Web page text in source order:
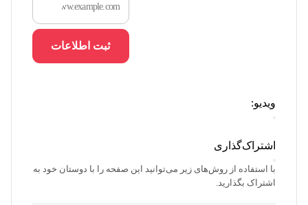
ثبت اطلاعات
ویدیو:
اشتراک‌گذاری
با استفاده از روش‌های زیر می‌توانید این صفحه را با دوستان خود به
اشتراک بگذارید.